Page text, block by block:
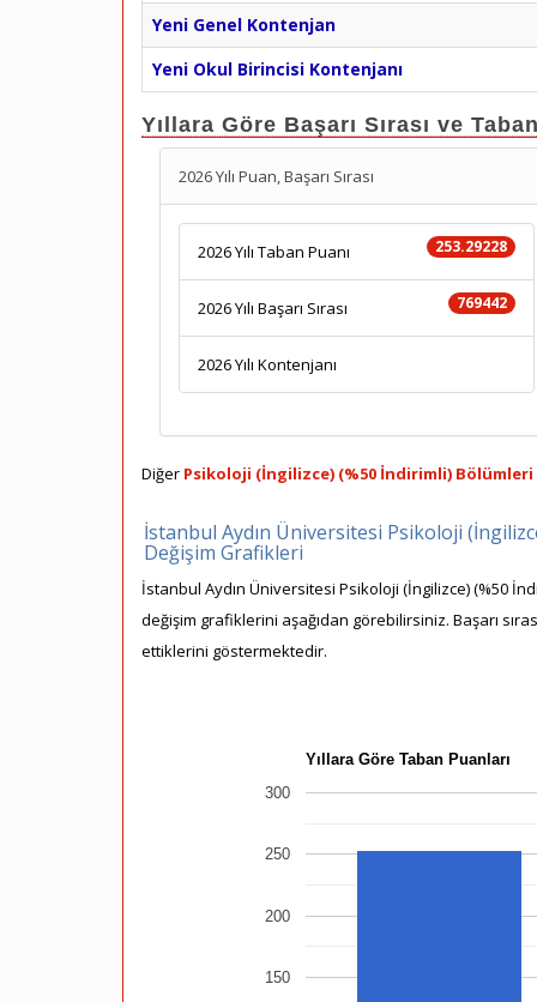
Yeni Genel Kontenjan
Yeni Okul Birincisi Kontenjanı
Yıllara Göre Başarı Sırası ve
2026 Yılı Puan, Başarı Sırası
253.29228
2026 Yılı Taban Puanı
769442
2026 Yılı Başarı Sırası
2026 Yılı Kontenjanı
Diğer Psikoloji (İngilizce) (%50 İndirimli) Bölümleri
İstanbul Aydın Üniversitesi Psikoloji
Değişim Grafikleri
İstanbul Aydın Üniversitesi Psikoloji (İngilizce) (%50
değişim grafiklerini aşağıdan görebilirsiniz. Başarı
ettiklerini göstermektedir.
Yıllara Göre Taban Puanları
150
200
250
300